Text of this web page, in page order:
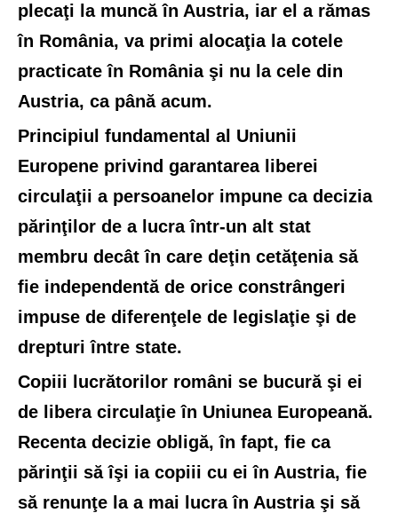
plecaţi la muncă în Austria, iar el a rămas
în România, va primi alocaţia la cotele
practicate în România şi nu la cele din
Austria, ca până acum.
Principiul fundamental al Uniunii
Europene privind garantarea liberei
circulaţii a persoanelor impune ca decizia
părinţilor de a lucra într-un alt stat
membru decât în care deţin cetăţenia să
fie independentă de orice constrângeri
impuse de diferenţele de legislaţie şi de
drepturi între state.
Copiii lucrătorilor români se bucură şi ei
de libera circulaţie în Uniunea Europeană.
Recenta decizie obligă, în fapt, fie ca
părinţii să îşi ia copiii cu ei în Austria, fie
să renunţe la a mai lucra în Austria şi să